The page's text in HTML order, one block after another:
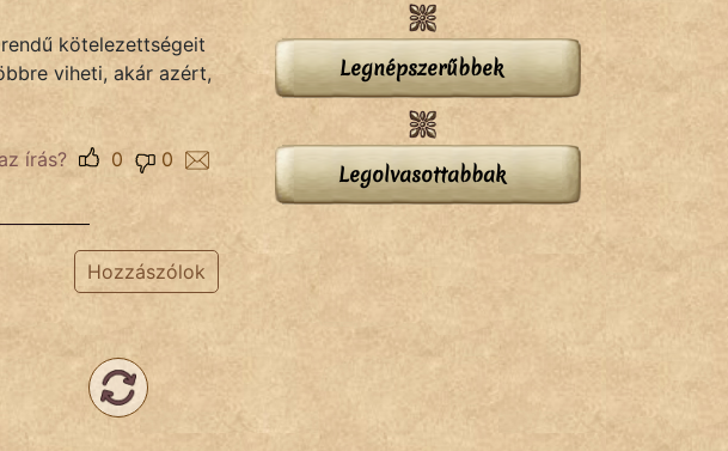
kötelezettségeit
viheti, akár azért,
írás? 0
0
Hozzászólok
Legnépszerűbbek
Legolvasottabbak